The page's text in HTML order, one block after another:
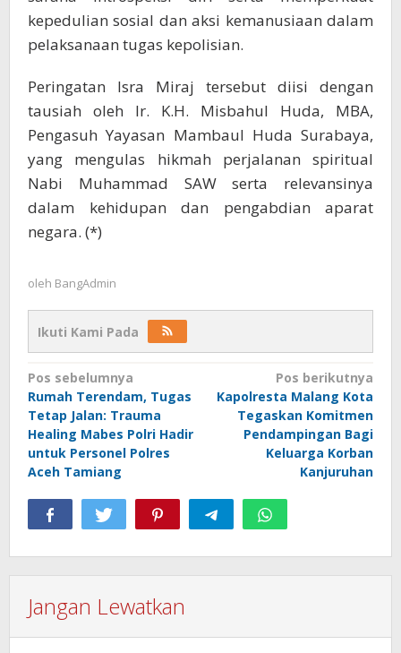
kepedulian sosial dan aksi kemanusiaan dalam
pelaksanaan tugas kepolisian.
Peringatan Isra Miraj tersebut diisi dengan
tausiah oleh Ir. K.H. Misbahul Huda, MBA,
Pengasuh Yayasan Mambaul Huda Surabaya,
yang mengulas hikmah perjalanan spiritual
Nabi Muhammad SAW serta relevansinya
dalam kehidupan dan pengabdian aparat
negara. (*)
oleh BangAdmin
Ikuti Kami Pada
Navigasi
pos
Pos sebelumnya
Rumah Terendam, Tugas
Tetap Jalan: Trauma
Healing Mabes Polri Hadir
untuk Personel Polres
Aceh Tamiang
Pos berikutnya
Kapolresta Malang Kota
Tegaskan Komitmen
Pendampingan Bagi
Keluarga Korban
Kanjuruhan
Jangan Lewatkan